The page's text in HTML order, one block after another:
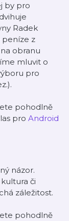
by pro
Radek
peníze z
obranu
mluvit o
pro
pohodlně
pro Android
názor.
či
záležitost.
pohodlně